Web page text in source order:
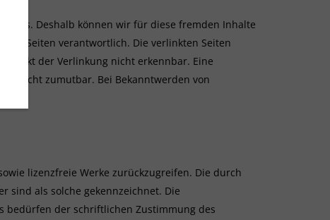
Deshalb können wir für diese fremden Inhalte
Seiten verantwortlich. Die verlinkten Seiten
der Verlinkung nicht erkennbar. Eine
nicht zumutbar. Bei Bekanntwerden von
lizenzfreie Werke zurückzugreifen. Die durch
sind als solche gekennzeichnet. Die
bedürfen der schriftlichen Zustimmung des